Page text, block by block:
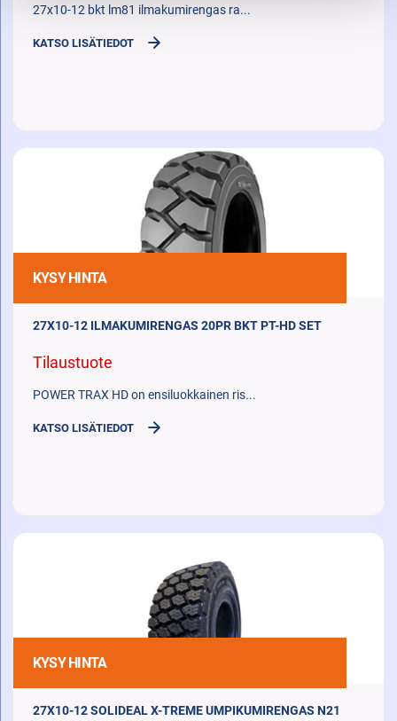
27x10-12 bkt lm81 ilmakumirengas ra...
KATSO LISÄTIEDOT
KYSY HINTA
27X10-12 ILMAKUMIRENGAS 20PR BKT PT-HD SET
Tilaustuote
POWER TRAX HD on ensiluokkainen ris...
KATSO LISÄTIEDOT
KYSY HINTA
27X10-12 SOLIDEAL X-TREME UMPIKUMIRENGAS N21